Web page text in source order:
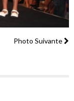
Photo Suivante